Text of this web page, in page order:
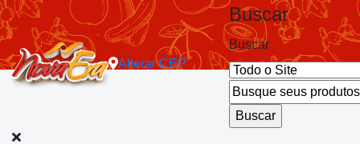
AlterarCEP
Buscar
Buscar